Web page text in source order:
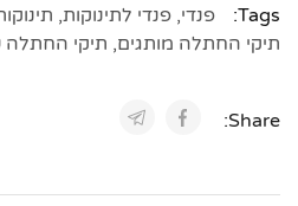
Tags:
פנדי, פנדי לתינוקות,
תיקי החתלה מותגים, תיקי החתלה
Share: